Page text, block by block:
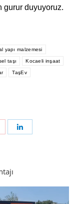
gurur duyuyoruz.
yapı malzemesi
taşı Kocaeli inşaat
TaşEv
Share